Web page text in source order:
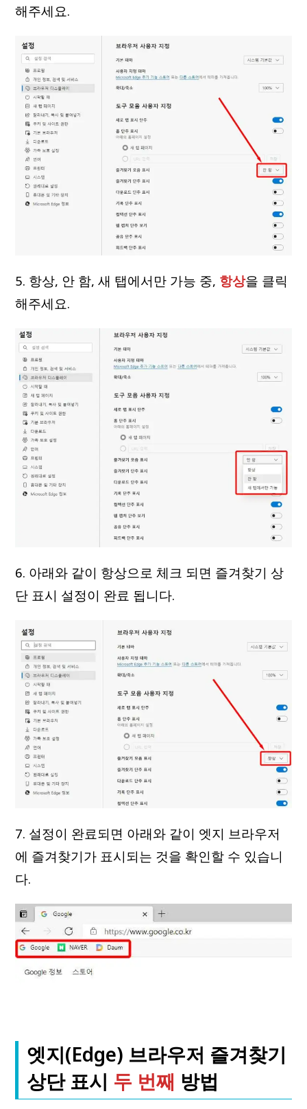
해주세요.
5. 항상, 안 함, 새 탭에서만 가능 중, 항상을 클릭
해주세요.
6. 아래와 같이 항상으로 체크 되면 즐겨찾기 상
단 표시 설정이 완료 됩니다.
7. 설정이 완료되면 아래와 같이 엣지 브라우저
에 즐겨찾기가 표시되는 것을 확인할 수 있습니
다.
엣지(Edge) 브라우저 즐겨찾기
상단 표시 두 번째 방법